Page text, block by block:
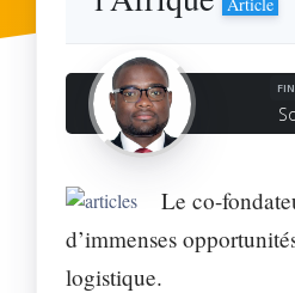
Le co-
d’immenses
logistique.